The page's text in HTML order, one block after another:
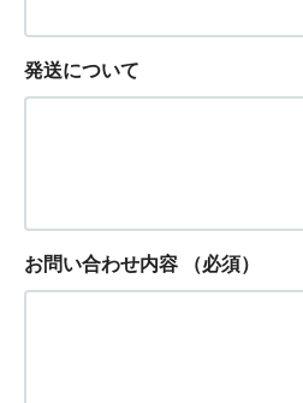
発送について
お問い合わせ内容 （必須）